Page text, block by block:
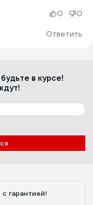
Ответить
0 0
в курсе!
гарантией!